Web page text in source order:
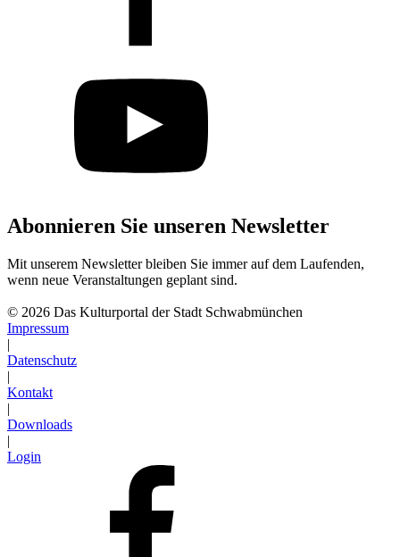
Abonnieren Sie unseren Newsletter
Mit unserem Newsletter bleiben Sie immer auf dem Laufenden,
wenn neue Veranstaltungen geplant sind.
© 2026 Das Kulturportal der Stadt Schwabmünchen
Impressum
|
Datenschutz
|
Kontakt
|
Downloads
|
Login